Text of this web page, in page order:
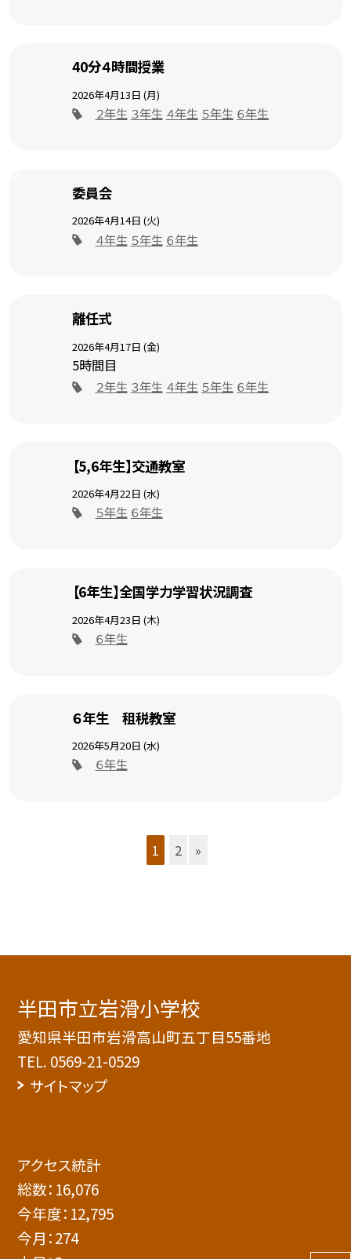
40分４時間授業
2026年4月13日 (月)
２年生 ３年生 ４年生 ５年生 ６年生
委員会
2026年4月14日 (火)
４年生 ５年生 ６年生
離任式
2026年4月17日 (金)
5時間目
２年生 ３年生 ４年生 ５年生 ６年生
【5,6年生】交通教室
2026年4月22日 (水)
５年生 ６年生
【6年生】全国学力学習状況調査
2026年4月23日 (木)
６年生
６年生 租税教室
2026年5月20日 (水)
６年生
1 2 »
半田市立岩滑小学校
愛知県半田市岩滑高山町五丁目55番地
TEL. 0569-21-0529
サイトマップ
アクセス統計
総数： 16,076
今年度： 12,795
今月：274